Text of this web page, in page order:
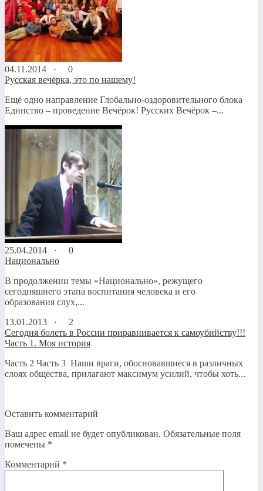
04.11.2014 ·
0
Русская вечёрка, это по нашему!
Ещё одно направление Глобально-оздоровительного блока
Единство – проведение Вечёрок! Русских Вечёрок –...
25.04.2014 ·
0
Национально
В продолжении темы «Национально», режущего
сегодняшнего этапа воспитания человека и его
образования слух,...
13.01.2013 ·
2
Сегодня болеть в России приравнивается к самоубийству!!!
Часть 1. Моя история
Часть 2 Часть 3 Наши враги, обосновавшиеся в различных
слоях общества, прилагают максимум усилий, чтобы хоть...
Оставить комментарий
Ваш адрес email не будет опубликован. Обязательные поля
помечены *
Комментарий *